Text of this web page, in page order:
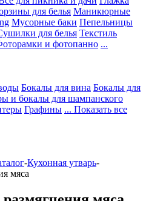
для белья Маникюрные
Мусорные баки Пепельницы
для белья Текстиль
и фотопанно ...
Бокалы для вина Бокалы для
и бокалы для шампанского
Графины ... Показать все
-Кухонная утварь-
мяса